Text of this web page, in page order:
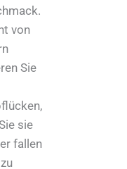
von
Sie
sie
fallen